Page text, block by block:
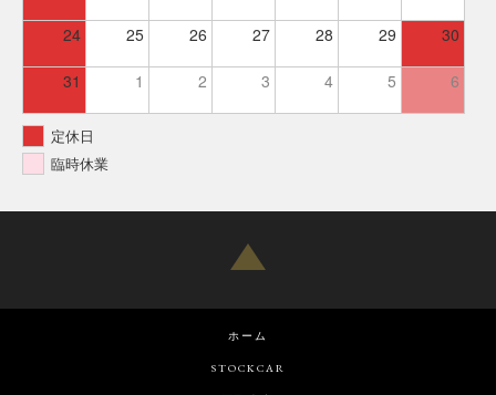
24 25 26 27 28 29 30
31 1 2 3 4 5 6
定休日
臨時休業
ホーム
STOCKCAR